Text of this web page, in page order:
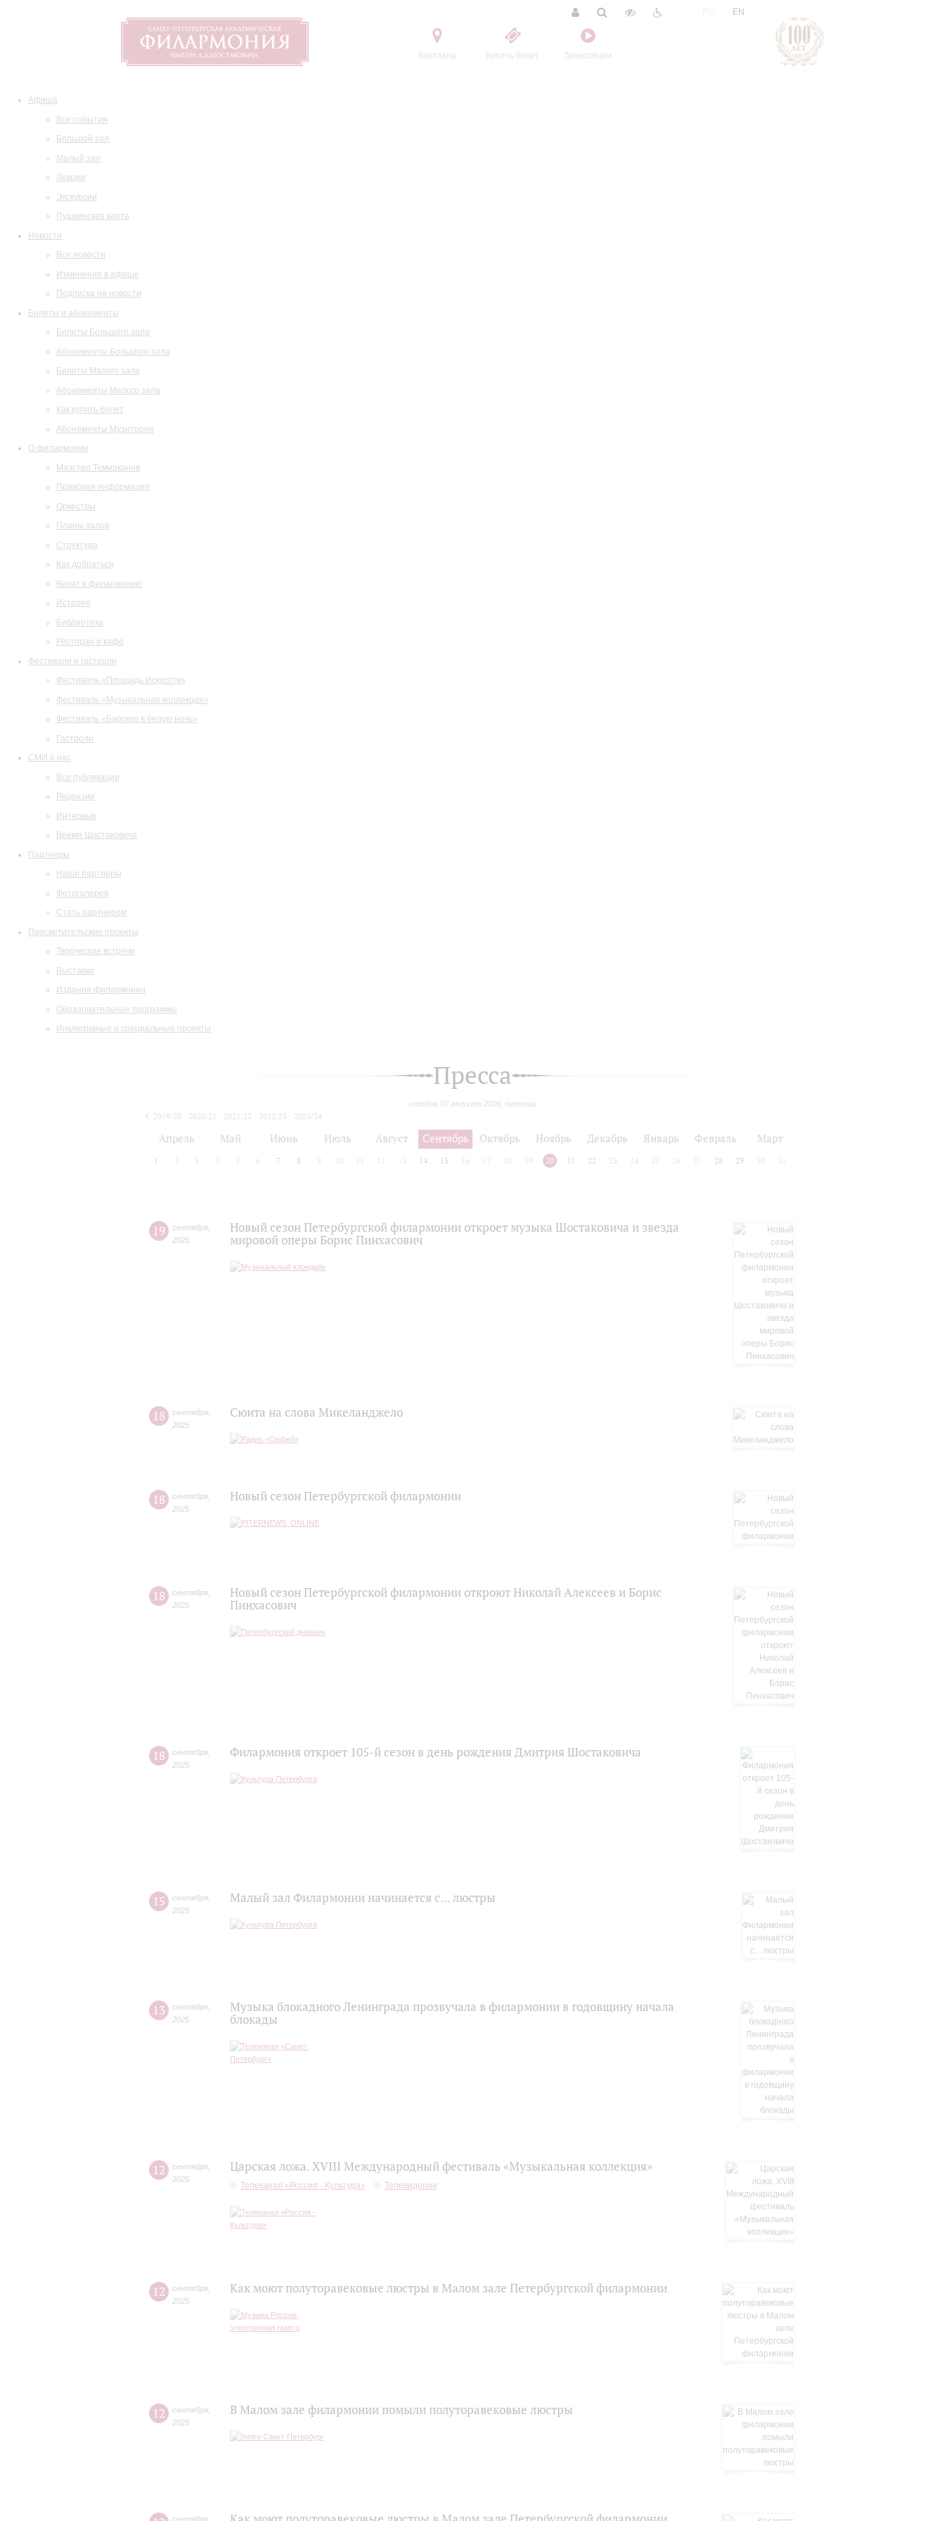
Контакты Купить билет Трансляции
EN
Афиша
Все события
Большой зал
Малый зал
Лекции
Экскурсии
Пушкинская карта
Новости
Все новости
Изменения в афише
Подписка на новости
Билеты и абонементы
Билеты Большого зала
Абонементы Большого зала
Билеты Малого зала
Абонементы Малого зала
Как купить билет
Абонементы Музитория
О филармонии
Маэстро Темирканов
Правовая информация
Оркестры
Планы залов
Структура
Как добраться
Визит в филармонию
История
Библиотека
Ресторан и кафе
Фестивали и гастроли
Фестиваль «Площадь Искусств»
Фестиваль «Музыкальная коллекция»
Фестиваль «Барокко в белую ночь»
Гастроли
СМИ о нас
Все публикации
Рецензии
Интервью
Время Шостаковича
Партнеры
Наши партнеры
Фотогалерея
Стать партнером
Просветительские проекты
Творческие встречи
Выставки
Издания филармонии
Образовательные программы
Инклюзивные и специальные проекты
Пресса
сегодня 07 августа 2026, пятница
2019/20 2020/21 2021/22 2022/23
2023/24
Апрель Май Июнь Июль Август Сентябрь Октябрь Ноябрь Декабрь Январь Февраль Март
1 2 3 4 5 6 7 8 9 10 12 13 14 15 16 17 18 19 20 21 22 23 24 25 26 27 28 29 30 31
19 сентября
2025
Новый сезон Петербургской филармонии откроет музыка Шостаковича и звезда
мировой оперы Борис Пинхасович
18 сентября
2025
Сюита на слова Микеланджело
18 сентября
2025
Новый сезон Петербургской филармонии
18 сентября
2025
Новый сезон Петербургской филармонии откроют Николай Алексеев и Борис
Пинхасович
18 сентября
2025
Филармония откроет 105-й сезон в день рождения Дмитрия Шостаковича
15 сентября
2025
Малый зал Филармонии начинается с... люстры
13 сентября
2025
Музыка блокадного Ленинграда прозвучала в филармонии в годовщину начала
блокады
12 сентября
2025
Царская ложа. XVIII Международный фестиваль «Музыкальная коллекция»
Телеканал «Россия - Культура» Телевидение
12 сентября
2025
Как моют полуторавековые люстры в Малом зале Петербургской филармонии
12 сентября
2025
В Малом зале филармонии помыли полуторавековые люстры
сентября